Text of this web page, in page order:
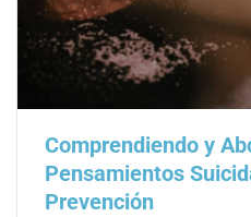
Comprendiendo y
Pensamientos
Prevención